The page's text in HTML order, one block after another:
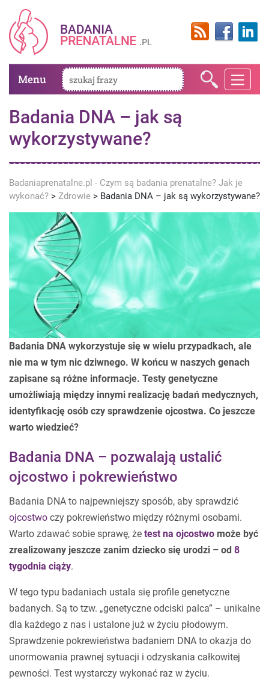
Menu
Badania DNA – jak są
wykorzystywane?
Badaniaprenatalne.pl - Czym są badania prenatalne? Jak je
wykonać? > Zdrowie > Badania DNA – jak są wykorzystywane?
Badania DNA wykorzystuje się w wielu przypadkach, ale
nie ma w tym nic dziwnego. W końcu w naszych genach
zapisane są różne informacje. Testy genetyczne
umożliwiają między innymi realizację badań medycznych,
identyfikację osób czy sprawdzenie ojcostwa. Co jeszcze
warto wiedzieć?
Badania DNA – pozwalają ustalić
ojcostwo i pokrewieństwo
Badania DNA to najpewniejszy sposób, aby sprawdzić
ojcostwo czy pokrewieństwo między różnymi osobami.
Warto zdawać sobie sprawę, że test na ojcostwo może być
zrealizowany jeszcze zanim dziecko się urodzi – od 8
tygodnia ciąży.
W tego typu badaniach ustala się profile genetyczne
badanych. Są to tzw. „genetyczne odciski palca” – unikalne
dla każdego z nas i ustalone już w życiu płodowym.
Sprawdzenie pokrewieństwa badaniem DNA to okazja do
unormowania prawnej sytuacji i odzyskania całkowitej
pewności. Test wystarczy wykonać raz w życiu.